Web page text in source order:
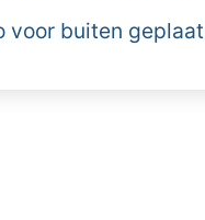
voor buiten